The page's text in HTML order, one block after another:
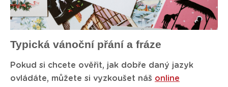
Typická vánoční přání a fráze
Pokud si chcete ověřit, jak dobře daný jazyk
ovládáte, můžete si vyzkoušet náš online